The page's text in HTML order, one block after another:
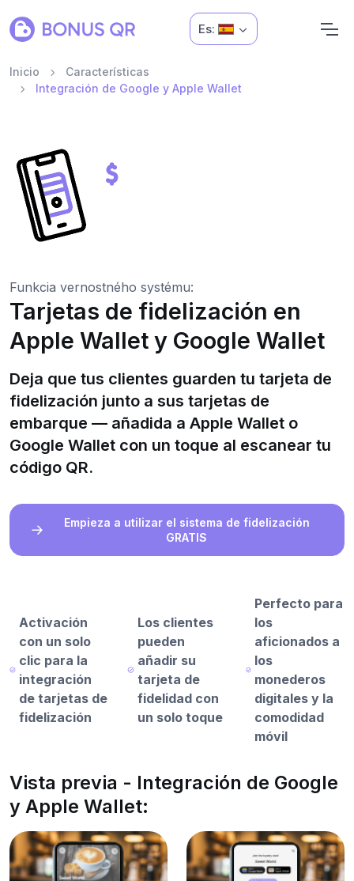
Es:
Inicio
Características
Integración de Google y Apple Wallet
Funkcia vernostného systému:
Tarjetas de fidelización en
Apple Wallet y Google Wallet
Deja que tus clientes guarden tu tarjeta de
fidelización junto a sus tarjetas de
embarque — añadida a Apple Wallet o
Google Wallet con un toque al escanear tu
código QR.
Empieza a utilizar el sistema de fidelización
GRATIS
Activación
con un solo
clic para la
integración
de tarjetas de
fidelización
Los clientes
pueden
añadir su
tarjeta de
fidelidad con
un solo toque
Perfecto para
los
aficionados a
los
monederos
digitales y la
comodidad
móvil
Vista previa - Integración de Google
y Apple Wallet: